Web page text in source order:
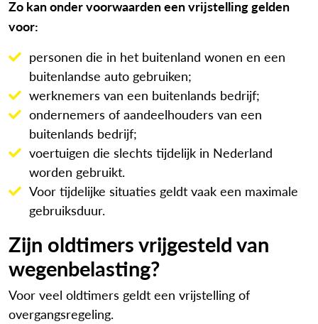
Zo kan onder voorwaarden een vrijstelling gelden
voor:
personen die in het buitenland wonen en een
buitenlandse auto gebruiken;
werknemers van een buitenlands bedrijf;
ondernemers of aandeelhouders van een
buitenlands bedrijf;
voertuigen die slechts tijdelijk in Nederland
worden gebruikt.
Voor tijdelijke situaties geldt vaak een maximale
gebruiksduur.
Zijn oldtimers vrijgesteld van
wegenbelasting?
Voor veel oldtimers geldt een vrijstelling of
overgangsregeling.